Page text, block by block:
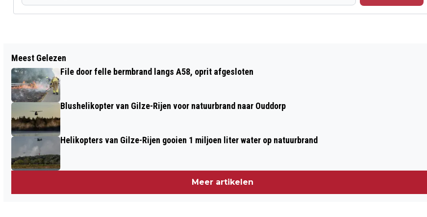
ONDERZOEK NAAR HUISMUSSEN,
GIERZWALUWEN EN VLEERMUIZEN
AUTO BIJ DE POSTCODE LOTERIJ
Meest Gelezen
File door felle bermbrand langs A58, oprit afgesloten
Blushelikopter van Gilze-Rijen voor natuurbrand naar Ouddorp
Helikopters van Gilze-Rijen gooien 1 miljoen liter water op natuurbrand
Meer artikelen